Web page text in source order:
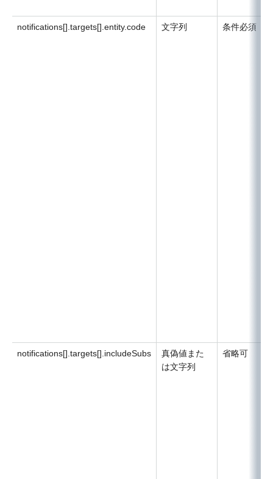
notifications[].targets[].entity.code 文字列 条件必須
notifications[].targets[].includeSubs
真偽値また
は文字列
省略可